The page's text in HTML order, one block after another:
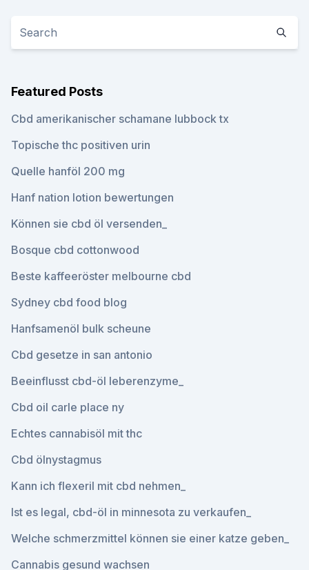
Featured Posts
Cbd amerikanischer schamane lubbock tx
Topische thc positiven urin
Quelle hanföl 200 mg
Hanf nation lotion bewertungen
Können sie cbd öl versenden_
Bosque cbd cottonwood
Beste kaffeeröster melbourne cbd
Sydney cbd food blog
Hanfsamenöl bulk scheune
Cbd gesetze in san antonio
Beeinflusst cbd-öl leberenzyme_
Cbd oil carle place ny
Echtes cannabisöl mit thc
Cbd ölnystagmus
Kann ich flexeril mit cbd nehmen_
Ist es legal, cbd-öl in minnesota zu verkaufen_
Welche schmerzmittel können sie einer katze geben_
Cannabis gesund wachsen